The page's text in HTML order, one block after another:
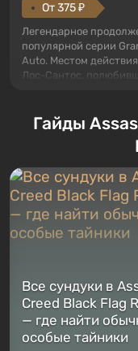
От 375 ₽
Легендарное
популярной серии
Auto. Местом
Лос-Сантос,
сразу трех
Тревора и
Жанр и...
Гайды
Все сундуки в
Creed Black Flag
— где найти
особые тайники